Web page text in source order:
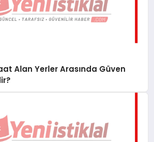
Alan Yerler Arasında Güven